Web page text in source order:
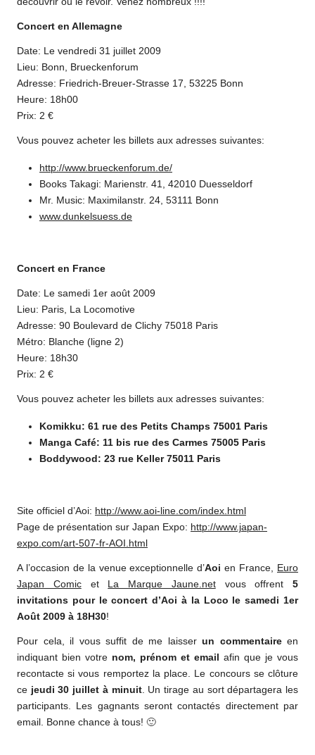
Concert en Allemagne
Date: Le vendredi 31 juillet 2009
Lieu: Bonn, Brueckenforum
Adresse: Friedrich-Breuer-Strasse 17, 53225 Bonn
Heure: 18h00
Prix: 2 €
Vous pouvez acheter les billets aux adresses suivantes:
http://www.brueckenforum.de/
Books Takagi: Marienstr. 41, 42010 Duesseldorf
Mr. Music: Maximilanstr. 24, 53111 Bonn
www.dunkelsuess.de
Concert en France
Date: Le samedi 1er août 2009
Lieu: Paris, La Locomotive
Adresse: 90 Boulevard de Clichy 75018 Paris
Métro: Blanche (ligne 2)
Heure: 18h30
Prix: 2 €
Vous pouvez acheter les billets aux adresses suivantes:
Komikku: 61 rue des Petits Champs 75001 Paris
Manga Café: 11 bis rue des Carmes 75005 Paris
Boddywood: 23 rue Keller 75011 Paris
Site officiel d’Aoi: http://www.aoi-line.com/index. html
Page de présentation sur Japan Expo: http://www.japan-
expo.com/art-507-fr-AOI.html
A l’occasion de la venue exceptionnelle d’Aoi en France, Euro
Japan Comicet La Marque Jaune.netvous offrent 5
invitations pour le concert d’Aoi à la Loco le samedi 1er
Août 2009 à 18H30!
Pour cela, il vous suffit de me laisser un commentaireen
indiquant bien votre nom, prénom et email
afin que je vous
recontacte si vous remportez la place. Le concours se clôture
ce jeudi 30 juillet à minuit. Un tirage au sort départagera les
participants. Les gagnants seront contactés directement par
email. Bonne chance à tous! 🙂